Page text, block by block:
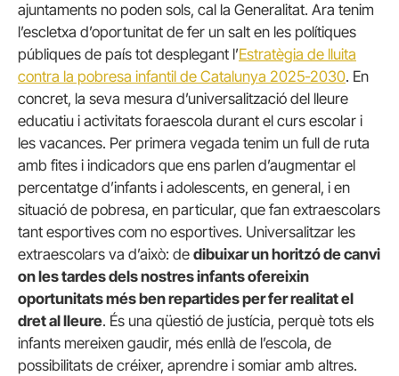
ajuntaments no poden sols, cal la Generalitat. Ara tenim
l’escletxa d’oportunitat de fer un salt en les polítiques
públiques de país tot desplegant l’Estratègia de lluita
contra la pobresa infantil de Catalunya 2025-2030. En
concret, la seva mesura d’universalització del lleure
educatiu i activitats foraescola durant el curs escolar i
les vacances. Per primera vegada tenim un full de ruta
amb fites i indicadors que ens parlen d’augmentar el
percentatge d’infants i adolescents, en general, i en
situació de pobresa, en particular, que fan extraescolars
tant esportives com no esportives. Universalitzar les
extraescolars va d’això: de dibuixar un horitzó de canvi
on les tardes dels nostres infants ofereixin
oportunitats més ben repartides per fer realitat el
dret al lleure. És una qüestió de justícia, perquè tots els
infants mereixen gaudir, més enllà de l’escola, de
possibilitats de créixer, aprendre i somiar amb altres.